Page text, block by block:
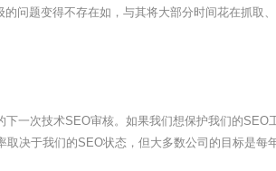
问题变得不存在如，与其将大部分时间花在抓取
一次技术SEO审核。如果我们想保护我们的
决于我们的SEO状态，但大多数公司的目标是每